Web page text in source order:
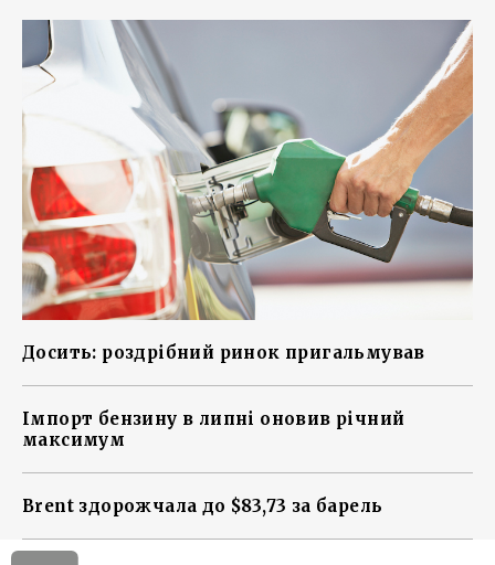
Досить: роздрібний ринок пригальмував
Імпорт бензину в липні оновив річний
максимум
Brent здорожчала до $83,73 за барель